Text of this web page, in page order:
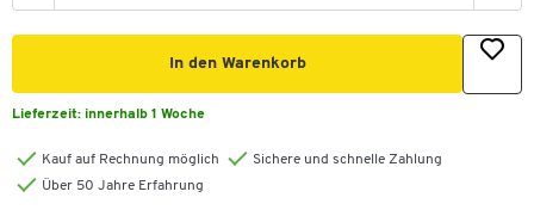
In den Warenkorb
Lieferzeit: innerhalb 1 Woche
Kauf auf Rechnung möglich
Sichere und schnelle Zahlung
Über 50 Jahre Erfahrung